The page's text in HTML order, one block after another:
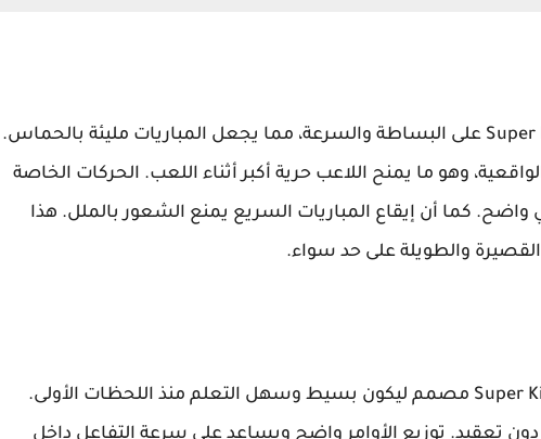
يعتمد أسلوب اللعب في Super Kickers League على البساطة والسرعة، مما يجعل المباريات مليئة بالحماس.
وهو ما يمنح اللاعب حرية أكبر أثناء اللعب. الحركات الخاصة
كما أن إيقاع المباريات السريع يمنع الشعور بالملل. هذا
والطويلة على حد سواء.
يأتي نظام التحكم في لعبة Super Kickers League مصمم ليكون بسيط وسهل التعلم منذ اللحظات الأولى.
دون تعقيد. توزيع الأوامر واضح ويساعد على سرعة التفاعل داخل